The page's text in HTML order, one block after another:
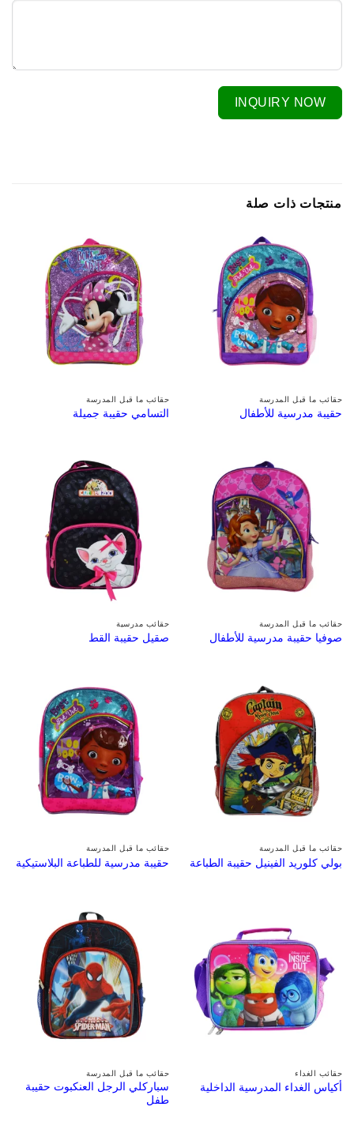
INQUIRY NOW
منتجات ذات صلة
حقائب ما قبل المدرسة
حقيبة مدرسية للأطفال
حقائب ما قبل المدرسة
التسامي حقيبة جميلة
حقائب ما قبل المدرسة
صوفيا حقيبة مدرسية للأطفال
حقائب مدرسية
صقيل حقيبة القط
حقائب ما قبل المدرسة
بولي كلوريد الفينيل حقيبة الطباعة
حقائب ما قبل المدرسة
حقيبة مدرسية للطباعة البلاستيكية
حقائب الغداء
أكياس الغداء المدرسية الداخلية
حقائب ما قبل المدرسة
سباركلي الرجل العنكبوت حقيبة
طفل